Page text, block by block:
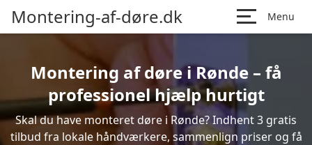
Montering-af-døre.dk Menu
Montering af døre i Rønde – få
professionel hjælp hurtigt
Skal du have monteret døre i Rønde? Indhent 3 gratis
tilbud fra lokale håndværkere, sammenlign priser og få